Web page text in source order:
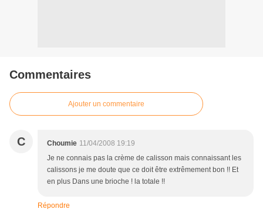
Commentaires
Ajouter un commentaire
C Choumie 11/04/2008 19:19
Je ne connais pas la crème de calisson mais connaissant les
calissons je me doute que ce doit être extrêmement bon !! Et
en plus Dans une brioche ! la totale !!
Répondre